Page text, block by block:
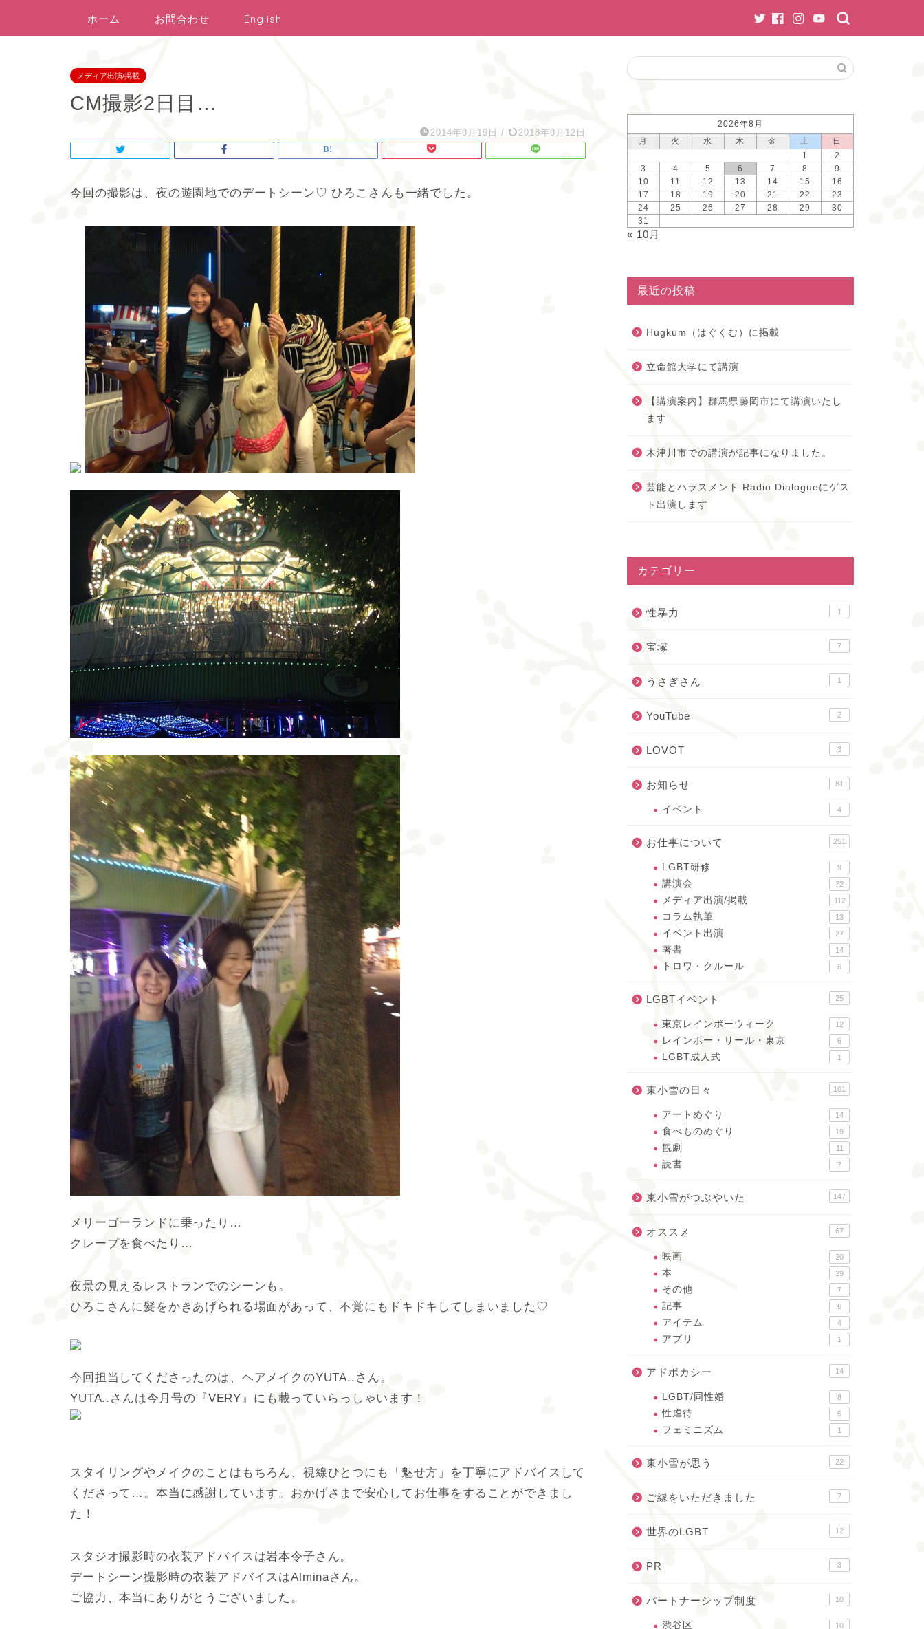
ホーム お問合わせ English
メディア出演/掲載
CM撮影2日目…
2014年9月19日 / 2018年9月12日
今回の撮影は、夜の遊園地でのデートシーン♡ ひろこさんも一緒でした。
メリーゴーランドに乗ったり…
クレープを食べたり…
夜景の見えるレストランでのシーンも。
ひろこさんに髪をかきあげられる場面があって、不覚にもドキドキしてしまいました♡
今回担当してくださったのは、ヘアメイクのYUTA..さん。
YUTA..さんは今月号の『VERY』にも載っていらっしゃいます！
スタイリングやメイクのことはもちろん、視線ひとつにも「魅せ方」を丁寧にアドバイスして
くださって…。本当に感謝しています。おかげさまで安心してお仕事をすることができまし
た！
スタジオ撮影時の衣装アドバイスは岩本令子さん。
デートシーン撮影時の衣装アドバイスはAlminaさん。
ご協力、本当にありがとうございました。
2026年8月
月
火 水 木 金 土
日
1
2
3
4 5 6 7 8
9
10
11 12 13 14 15
16
17
18 19 20 21 22
23
24
25 26 27 28 29
30
31
« 10月
最近の投稿
Hugkum（はぐくむ）に掲載
立命館大学にて講演
【講演案内】群馬県藤岡市にて講演いたし
ます
木津川市での講演が記事になりました。
芸能とハラスメント Radio Dialogueにゲス
ト出演します
カテゴリー
性暴力 1
宝塚 7
うさぎさん 1
YouTube 2
LOVOT 3
お知らせ 81
イベント 4
お仕事について 251
LGBT研修 9
講演会 72
メディア出演/掲載 112
コラム執筆 13
イベント出演 27
著書 14
トロワ・クルール 6
LGBTイベント 25
東京レインボーウィーク 12
レインボー・リール・東京 6
LGBT成人式 1
東小雪の日々 101
アートめぐり 14
食べものめぐり 19
観劇 11
読書 7
東小雪がつぶやいた 147
オススメ 67
映画 20
本 29
その他 7
記事 6
アイテム 4
アプリ 1
アドボカシー 14
LGBT/同性婚 8
性虐待 5
フェミニズム 1
東小雪が思う 22
ご縁をいただきました 7
世界のLGBT 12
PR 3
パートナーシップ制度 10
渋谷区 10